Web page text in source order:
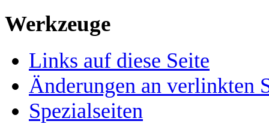
Werkzeuge
Links auf diese Seite
Änderungen an verlinkten
Spezialseiten